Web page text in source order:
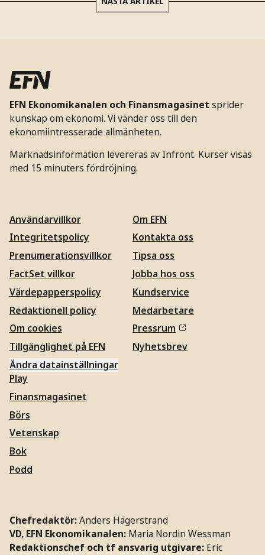
EFN Ekonomikanalen och Finansmagasinet sprider
kunskap om ekonomi. Vi vänder oss till den
ekonomiintresserade allmänheten.
Marknadsinformation levereras av Infront. Kurser visas
med 15 minuters fördröjning.
Användarvillkor
Integritetspolicy
Prenumerationsvillkor
FactSet villkor
Värdepapperspolicy
Redaktionell policy
Om cookies
Tillgänglighet på EFN
Ändra datainställningar
Om EFN
Kontakta oss
Tipsa oss
Jobba hos oss
Kundservice
Medarbetare
Pressrum
Nyhetsbrev
Play
Finansmagasinet
Börs
Vetenskap
Bok
Podd
Chefredaktör:Anders Hägerstrand
VD, EFN Ekonomikanalen: Maria Nordin Wessman
Redaktionschef och tf ansvarig utgivare: Eric